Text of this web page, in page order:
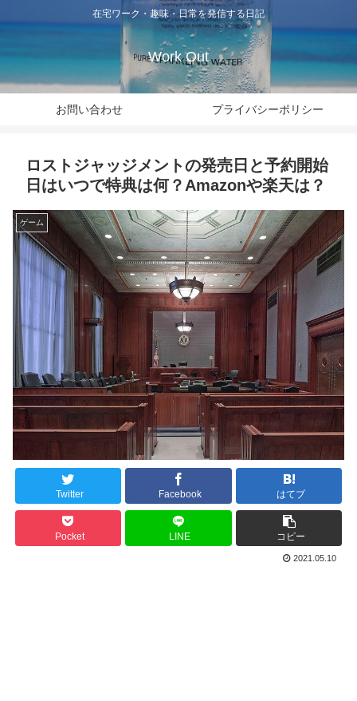
在宅ワーク・趣味・日常を発信する日記
Work Out
お問い合わせ プライバシーポリシー
ロストジャッジメントの発売日と予約開始
日はいつで特典は何？Amazonや楽天は？
ゲーム
Twitter Facebook はてブ
Pocket LINE コピー
2021.05.10